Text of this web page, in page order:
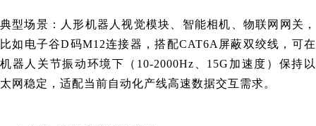
典型场景：人形机器人视觉模块、智能相机、物联网网关，
比如 电子谷D码M12连接器，搭配CAT6A屏蔽双绞线，可在
机器人关节振动环境下（10-2000Hz、15G加速度）保持以
太网稳定，适配当前自动化产线高速数据交互需求。